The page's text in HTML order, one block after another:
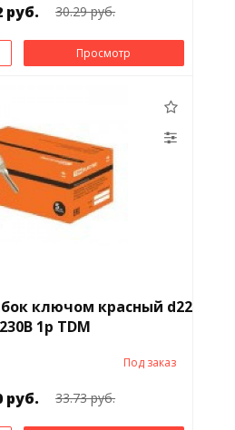
руб. 30.29 руб.
Просмотр
ключом красный d22
1р TDM
Под заказ
руб. 33.73 руб.